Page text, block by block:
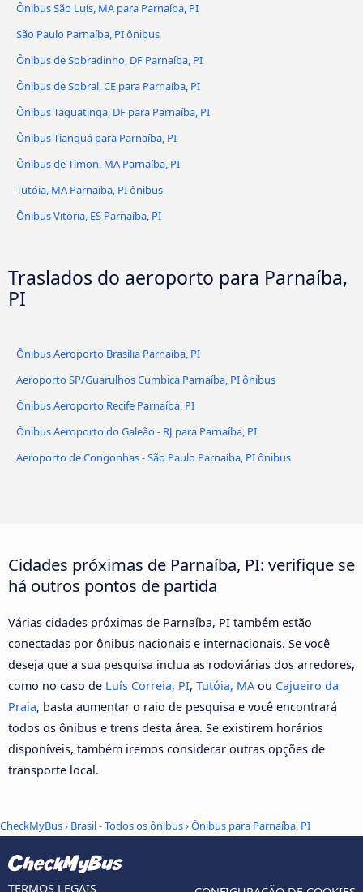
Ônibus São Luís, MA para Parnaíba, PI
São Paulo Parnaíba, PI ônibus
Ônibus de Sobradinho, DF Parnaíba, PI
Ônibus de Sobral, CE para Parnaíba, PI
Ônibus Taguatinga, DF para Parnaíba, PI
Ônibus Tianguá para Parnaíba, PI
Ônibus de Timon, MA Parnaíba, PI
Tutóia, MA Parnaíba, PI ônibus
Ônibus Vitória, ES Parnaíba, PI
Traslados do aeroporto para Parnaíba,
PI
Ônibus Aeroporto Brasília Parnaíba, PI
Aeroporto SP/Guarulhos Cumbica Parnaíba, PI ônibus
Ônibus Aeroporto Recife Parnaíba, PI
Ônibus Aeroporto do Galeão - RJ para Parnaíba, PI
Aeroporto de Congonhas - São Paulo Parnaíba, PI ônibus
Cidades próximas de Parnaíba, PI: verifique se
há outros pontos de partida
Várias cidades próximas de Parnaíba, PI também estão
conectadas por ônibus nacionais e internacionais. Se você
deseja que a sua pesquisa inclua as rodoviárias dos arredores,
como no caso de Luís Correia, PI, Tutóia, MA ou Cajueiro da
Praia, basta aumentar o raio de pesquisa e você encontrará
todos os ônibus e trens desta área. Se existirem horários
disponíveis, também iremos considerar outras opções de
transporte local.
CheckMyBus› Brasil - Todos os ônibus› Ônibus para Parnaíba, PI
TERMOS LEGAIS